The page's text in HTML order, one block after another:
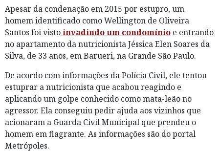
Apesar da condenação em 2015 por estupro, um
homem identificado como Wellington de Oliveira
Santos foi vistoinvadindo um condomínio e entrando
no apartamento da nutricionista Jéssica Elen Soares da
Silva, de 33 anos, em Barueri, na Grande São Paulo.
De acordo com informações da Polícia Civil, ele tentou
estuprar a nutricionista que acabou reagindo e
aplicando um golpe conhecido como mata-leão no
agressor. Ela conseguiu pedir ajuda aos vizinhos que
acionaram a Guarda Civil Municipal que prendeu o
homem em flagrante. As informações são do portal
Metrópoles.